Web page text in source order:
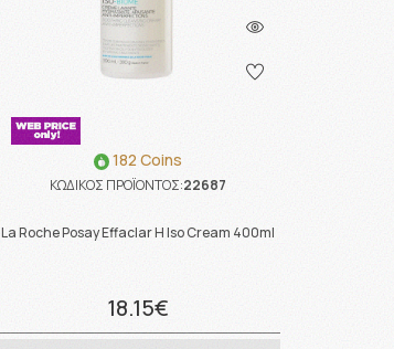
182 Coins
ΚΩΔΙΚΟΣ ΠΡΟΪΟΝΤΟΣ:22687
La Roche Posay Effaclar H Iso Cream 400ml
18.15€